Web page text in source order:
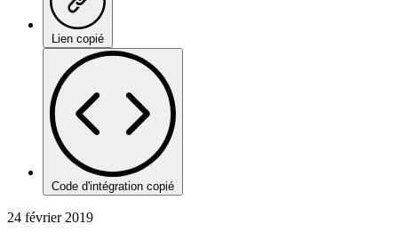
Lien copié
Code d'intégration copié
24 février 2019